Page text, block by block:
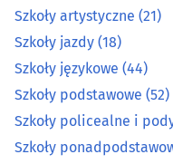
Szkoły artystyczne (21)
Szkoły jazdy (18)
Szkoły językowe (44)
Szkoły podstawowe (52)
Szkoły policealne i
Szkoły